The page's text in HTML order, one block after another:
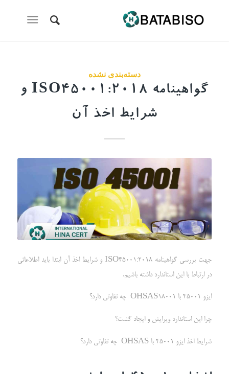
دسته‌بندی نشده
گواهینامه ISO45001:2018 و
شرایط اخذ آن
جهت بررسی گواهینامه ISO45001:2018 و شرایط اخذ آن ابتدا باید اطلاعاتی
در ارتباط با این استاندارد داشته باشیم.
ایزو 45001 با OHSAS18001 چه تفاوتی دارد؟
چرا این استاندارد ویرایش و ایجاد گشت؟
شرایط اخذ ایزو 45001 با OHSAS چه تفاوتی دارد؟